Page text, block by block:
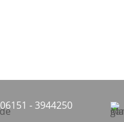
06151 - 3944250